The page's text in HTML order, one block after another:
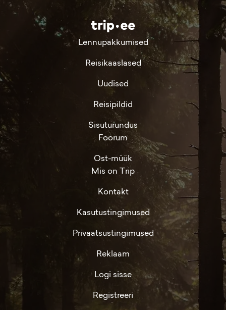
Lennupakkumised
Reisikaaslased
Uudised
Reisipildid
Sisuturundus
Foorum
Ost-müük
Mis on Trip
Kontakt
Kasutustingimused
Privaatsustingimused
Reklaam
Logi sisse
Registreeri